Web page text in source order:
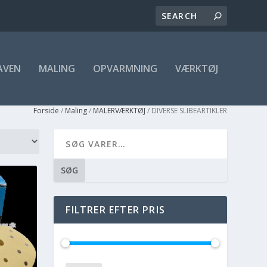
MALING OPVARMNING VÆRKTØJ
Forside / Maling/ MALERVÆRKTØJ / DIVERSE SLIBEARTIKLER
SØG
FILTRER EFTER PRIS